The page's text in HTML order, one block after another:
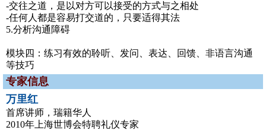
-交往之道，是以对方可以接受的方式与之相处
-任何人都是容易打交道的，只要适得其法
5.分析沟通障碍
模块四：练习有效的聆听、发问、表达、回馈、非语言沟通
等技巧
专家信息
万里红
首席讲师，瑞籍华人
2010年上海世博会特聘礼仪专家